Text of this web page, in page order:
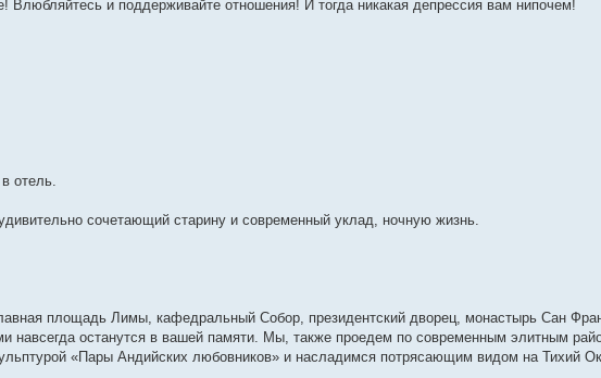
Влюбляйтесь и поддерживайте отношения! И тогда никакая депрессия вам нипочем!
отель.
сочетающий старину и современный уклад, ночную жизнь.
площадь Лимы, кафедральный Собор, президентский дворец, монастырь Сан
навсегда останутся в вашей памяти. Мы, также проедем по современным элитным
«Пары Андийских любовников» и насладимся потрясающим видом на Тихий